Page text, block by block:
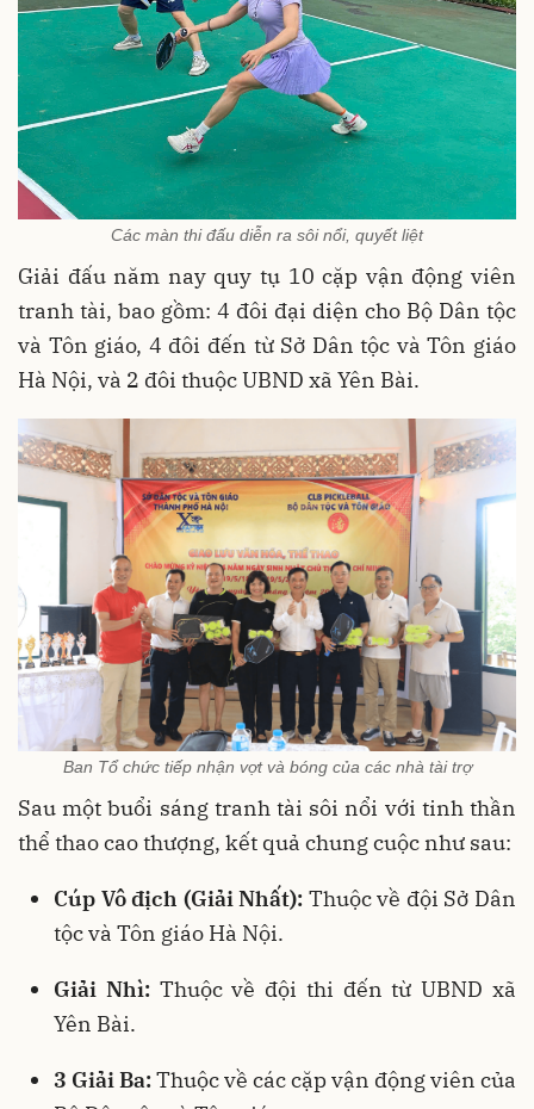
Các màn thi đấu diễn ra sôi nổi, quyết liệt
Giải đấu năm nay quy tụ 10 cặp vận động viên
tranh tài, bao gồm: 4 đôi đại diện cho Bộ Dân tộc
và Tôn giáo, 4 đôi đến từ Sở Dân tộc và Tôn giáo
Hà Nội, và 2 đôi thuộc UBND xã Yên Bài.
Ban Tổ chức tiếp nhận vợt và bóng của các nhà tài trợ
Sau một buổi sáng tranh tài sôi nổi với tinh thần
thể thao cao thượng, kết quả chung cuộc như sau:
Cúp Vô địch (Giải Nhất): Thuộc về đội Sở Dân
tộc và Tôn giáo Hà Nội.
Giải Nhì:Thuộc về đội thi đến từ UBND xã
Yên Bài.
3 Giải Ba:Thuộc về các cặp vận động viên của